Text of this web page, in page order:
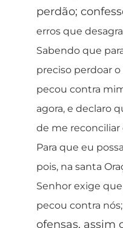
perdão;
erros que
Sabendo que
preciso perdoar
pecou contra
agora, e declaro
de me
Para que eu
pois, na santa
Senhor exige
pecou contra
ofensas, assim